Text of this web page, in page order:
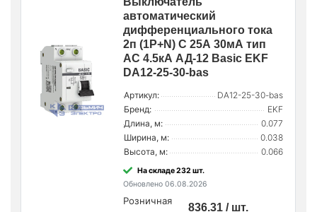
автоматический
дифференциального тока
2п (1P+N) C 25А 30мА тип
AC 4.5кА АД-12 Basic EKF
DA12-25-30-bas
Артикул:
DA12-25-30-bas
Бренд:
EKF
Длина, м:
0.077
Ширина, м:
0.038
Высота, м:
0.066
На складе 232 шт.
Обновлено 06.08.2026
Розничная
836.31 / шт.